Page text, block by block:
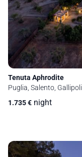
Tenuta Aphrodite
Puglia, Salento, Gallipoli
1.735€ night